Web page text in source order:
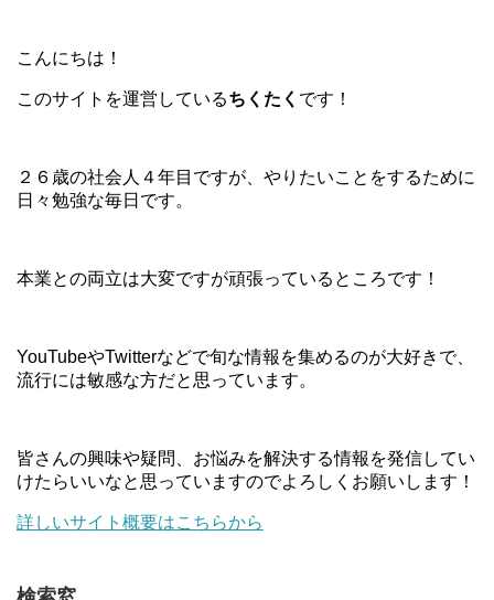
こんにちは！
このサイトを運営しているちくたく です！
２６歳の社会人４年目ですが、やりたいことをするために
日々勉強な毎日です。
本業との両立は大変ですが頑張っているところです！
YouTubeやTwitterなどで旬な情報を集めるのが大好きで、
流行には敏感な方だと思っています。
皆さんの興味や疑問、お悩みを解決する情報を発信してい
けたらいいなと思っていますのでよろしくお願いします！
詳しいサイト概要はこちらから